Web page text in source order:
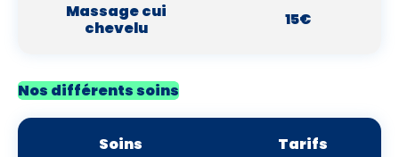
Massage cui
chevelu
15€
Nos différents soins
Soins Tarifs